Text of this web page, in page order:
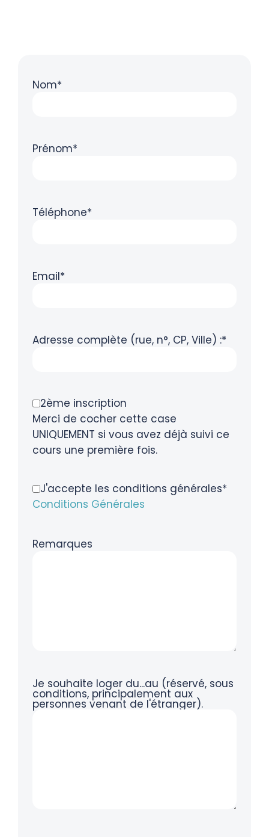
Nom*
Prénom*
Téléphone*
Email*
Adresse complète (rue, n°, CP, Ville) :*
2ème inscription
Merci de cocher cette case
UNIQUEMENT si vous avez déjà suivi ce
cours une première fois.
J'accepte les conditions générales*
Conditions Générales
Remarques
Je souhaite loger du...au (réservé, sous
conditions, principalement aux
personnes venant de l'étranger).